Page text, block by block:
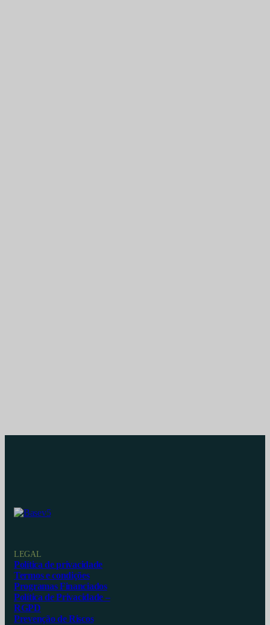
LEGAL
Política de privacidade
Termos e condições
Programas Financiados
Política de Privacidade –
RGPD
Prevenção de Riscos